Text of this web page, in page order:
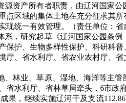
资产所有者职责，由辽河国家
区域的集体土地在充分征求其
统一有效管理。（责任单位：
，研究起草《辽河国家公园条
护、生物多样性保护、科研科
、省水利厅、省农业农村厅、
林业、草原、湿地、海洋等主
水利厅、省林草局牵头，6市政
果，继续实施辽河干及支流